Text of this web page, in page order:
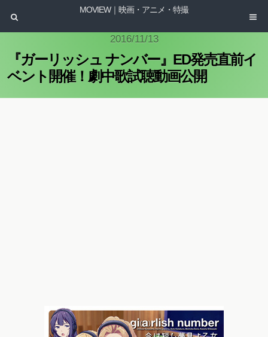
MOVIEW｜映画・アニメ・特撮
2016/11/13
『ガーリッシュ ナンバー』ED発売直前イ
ベント開催！劇中歌試聴動画公開